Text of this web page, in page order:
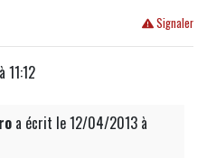
Signaler
a écrit le 12/04/2013 à